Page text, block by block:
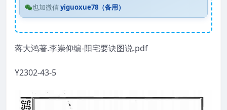
也加微信yiguoxue78（备用）
蒋大鸿著.李崇仰编-阳宅要诀图说.pdf
Y2302-43-5